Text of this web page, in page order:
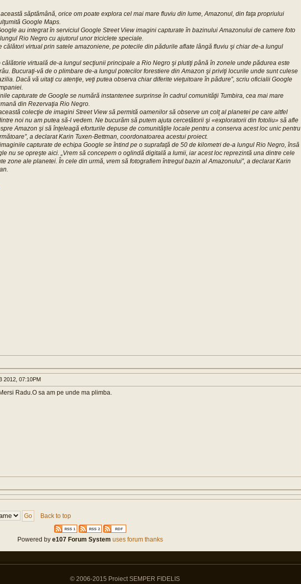
săptămână, orice om poate explora cel mai mare fluviu din lume, Amazonul, din faţa propriului
Google Maps.
au integrat în serviciul Google Street View imagini capturate în bazinului Amazonului de camere foto
Rio Negro cu ajutorul unor triciclete speciale.
călători virtual prin satele amazoniene, pe potecile din pădurile aflate lângă fluviu şi chiar de-a lungul
călătorie virtuală de-a lungul secţiunii principale a Rio Negro şi plutiţi până în zonele unde pădurea este
Bucuraţi-vă de o plimbare de-a lungul potecilor forestiere din Amazon şi priviţi locurile unde sunt culese
Dacă vă uitaţi cu atenţie, veţi putea observa chiar diferite vieţuitoare în pădure”, scriu oficialii Google
capturate de Google se numără instantenee surprinse în cadrul comunităţii Tumbira, cea mai mare
din Rezervaţia Rio Negro.
colecţie de imagini Street View să permită oamenilor să observe un colţ al planetei pe care altfel
noi nu am putea să-l vedem. Ne bucurăm să putem ajuta cercetătorii şi «exploratorii din fotoliu» să afle
Amazon şi să înţeleagă eforturile depuse de comunităţile locale pentru a conserva acest loc unic pentru
a declarat Karin Tuxen-Bettman, coordonatoarea acestui proiect.
capturate de echipa Google se întind pe o suprafaţă de 50 de kilometri de-a lungul Rio Negro, însă
nu se opreşte aici. „Vrem să concepem o oglindă digitală a lumii, iar acest loc reprezintă una dintre cele
zone ale planetei. În cele din urmă, vrem să fotografiem întregul bazin al Amazonului”, a declarat Karin
2012, 07:10PM
Radu.O sa am pe unde ma plimba.
Back to top
Powered by e107 Forum System uses forum thanks
© 2006-2015 Proiect SEMPER FIDELIS